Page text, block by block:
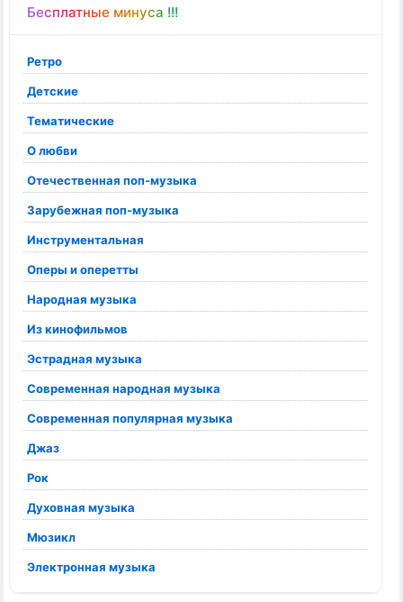
Бесплатные минуса !!!
Ретро
Детские
Тематические
О любви
Отечественная поп-музыка
Зарубежная поп-музыка
Инструментальная
Оперы и оперетты
Народная музыка
Из кинофильмов
Эстрадная музыка
Современная народная музыка
Современная популярная музыка
Джаз
Рок
Духовная музыка
Мюзикл
Электронная музыка